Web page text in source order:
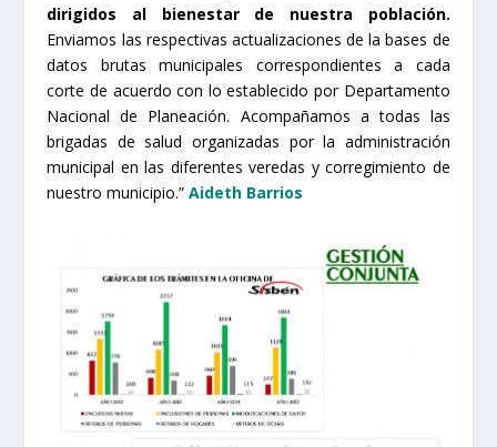
dirigidos al bienestar de nuestra población.
Enviamos las respectivas actualizaciones de la bases de
datos brutas municipales correspondientes a cada
corte de acuerdo con lo establecido por Departamento
Nacional de Planeación. Acompañamos a todas las
brigadas de salud organizadas por la administración
municipal en las diferentes veredas y corregimiento de
nuestro municipio.”Aideth Barrios